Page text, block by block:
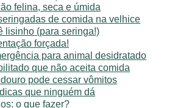
felina, seca e úmida
de comida na velhice
lisinho (para seringa!)
forçada!
para animal desidratado
que não aceita comida
pode cessar vômitos
que ninguém dá
o que fazer?